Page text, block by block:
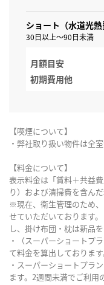
ショート（水道光熱
30日以上～90日未満
月額目安
初期費用他
【喫煙について】
・弊社取り扱い物件は全室
【料金について】
表示料金は「賃料＋共益
り）および清掃費を含んだ
※現在、衛生管理のため
せていただいております
し、掛け布団・枕は新品
・（スーパーショートプ
て料金を算出しております
・スーパーショートプラ
ます。2週間未満でご利用